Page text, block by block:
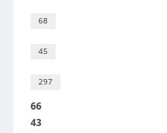
68
45
297
66
43